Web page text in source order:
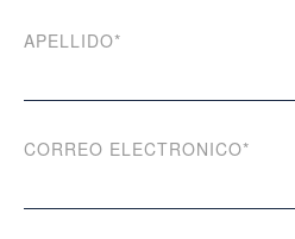
APELLIDO*
CORREO ELECTRONICO*